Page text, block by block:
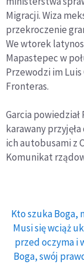
Migracji. Wiza
przekroczenie
We wtorek
Mapastepec w
Przewodzi im
Fronteras.
Garcia
karawany
ich autobusami z
Komunikat
Kto szuka Boga,
Musi się wciąż
przed oczyma i
Boga, swój